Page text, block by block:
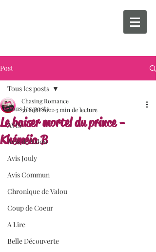
Post
Tous les posts
AVIS
Avis de Valou
Avis Jouly
Avis Commun
Chronique de Valou
Coup de Coeur
A Lire
Belle Découverte
Tous les posts
Le baiser mortel du prince -
Khéméia B
Chasing Romance
30 août 2022 3 min de lecture